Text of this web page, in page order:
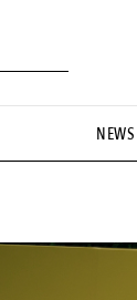
NEWS
#憧れの逸品
イナムのYouTube
HANDBOOK